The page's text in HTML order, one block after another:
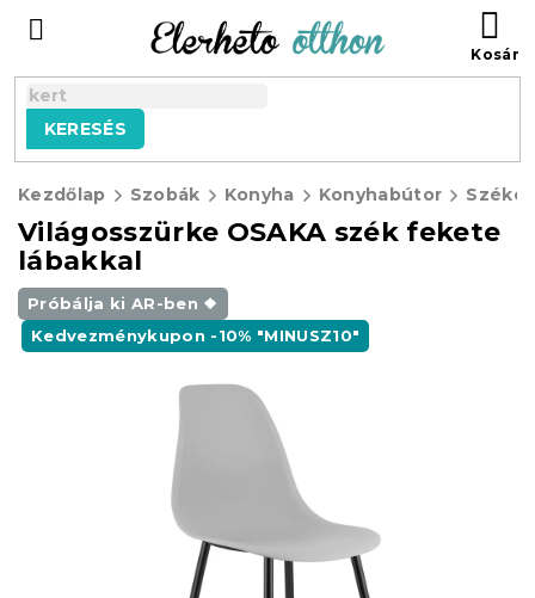
tartalomhoz
KERESÉS
Kezdőlap Szobák Konyha Konyhabútor
Világosszürke OSAKA szék fekete
lábakkal
Próbálja ki AR-ben ❖
Kedvezménykupon -10% "MINUSZ10"